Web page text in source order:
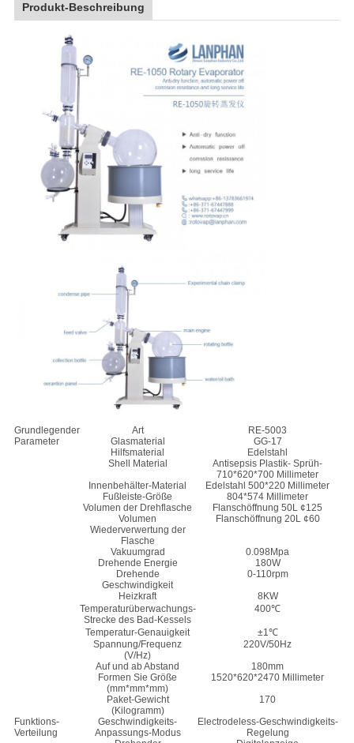
Produkt-Beschreibung
Grundlegender
Parameter
Art
RE-5003
Glasmaterial
GG-17
Hilfsmaterial
Edelstahl
Shell Material
Antisepsis Plastik- Sprüh-
710*620*700 Millimeter
Innenbehälter-Material
Edelstahl 500*220 Millimeter
Fußleiste-Größe
804*574 Millimeter
Volumen der Drehflasche
Flanschöffnung 50L ¢125
Volumen
Wiederverwertung der
Flasche
Flanschöffnung 20L ¢60
Vakuumgrad
0.098Mpa
Drehende Energie
180W
Drehende
Geschwindigkeit
0-110rpm
Heizkraft
8KW
Temperaturüberwachungs-
Strecke des Bad-Kessels
400℃
Temperatur-Genauigkeit
±1℃
Spannung/Frequenz
(V/Hz)
220V/50Hz
Auf und ab Abstand
180mm
Formen Sie Größe
(mm*mm*mm)
1520*620*2470 Millimeter
Paket-Gewicht
(Kilogramm)
170
Funktions-
Verteilung
Geschwindigkeits-
Anpassungs-Modus
Electrodeless-Geschwindigkeits-
Regelung